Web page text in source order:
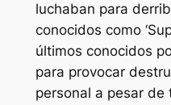
luchaban para
conocidos como
últimos conocidos
para provocar
personal a pesar